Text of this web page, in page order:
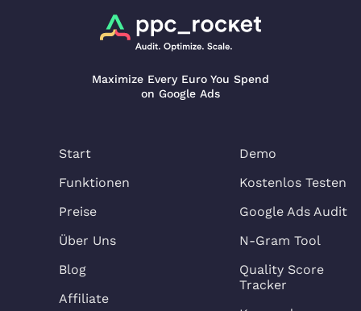
Maximize Every Euro You Spend
on Google Ads
Start
Funktionen
Preise
Über Uns
Blog
Affiliate
Demo
Kostenlos Testen
Google Ads Audit
N-Gram Tool
Quality Score
Tracker